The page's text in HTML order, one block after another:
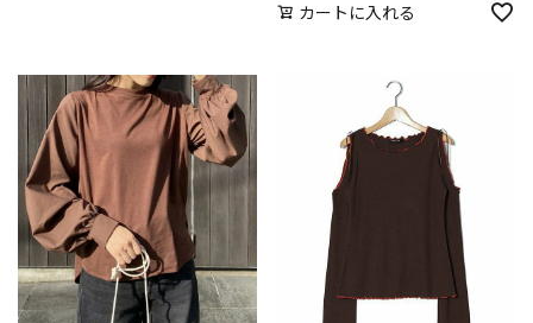
カートに入れる